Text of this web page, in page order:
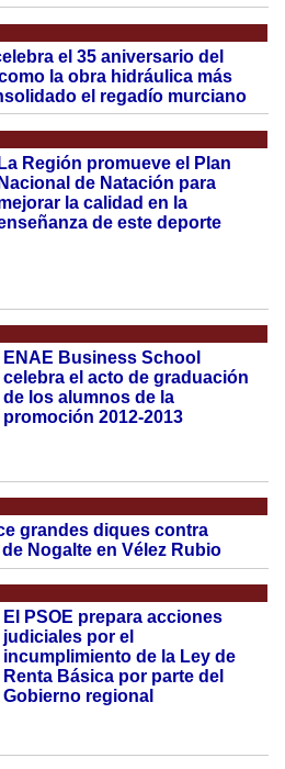
el 35 aniversario del
la obra hidráulica más
el regadío murciano
La Región promueve el Plan
Nacional de Natación para
la calidad en la
de este deporte
ENAE Business School
celebra el acto de graduación
de los alumnos de la
promoción 2012-2013
grandes diques contra
Nogalte en Vélez Rubio
El PSOE prepara acciones
judiciales por el
incumplimiento de la Ley de
Renta Básica por parte del
Gobierno regional